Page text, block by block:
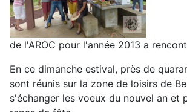
de l'AROC pour l'année 2013 a
En ce dimanche estival, près de
sont réunis sur la zone de loisirs de
s'échanger les voeux du nouvel an et